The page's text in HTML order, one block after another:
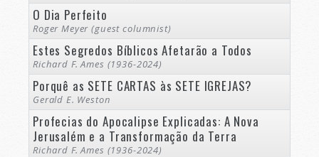
O Dia Perfeito
Roger Meyer (guest columnist)
Estes Segredos Bíblicos Afetarão a Todos
Richard F. Ames (1936-2024)
Porquê as SETE CARTAS às SETE IGREJAS?
Gerald E. Weston
Profecias do Apocalipse Explicadas: A Nova
Jerusalém e a Transformação da Terra
Richard F. Ames (1936-2024)